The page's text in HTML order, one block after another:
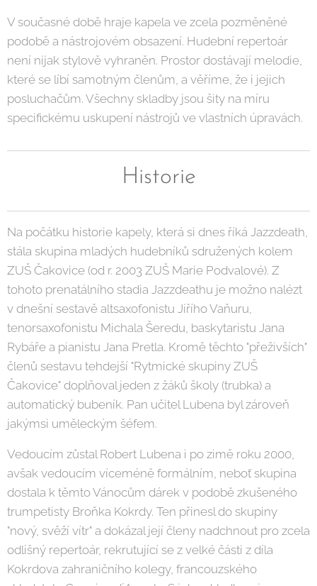
V současné době hraje kapela ve zcela pozměněné
podobě a nástrojovém obsazení. Hudební repertoár
není nijak stylově vyhraněn. Prostor dostávají melodie,
které se líbí samotným členům, a věříme, že i jejich
posluchačům. Všechny skladby jsou šity na míru
specifickému uskupení nástrojů ve vlastních úpravách.
Historie
Na počátku historie kapely, která si dnes říká Jazzdeath,
stála skupina mladých hudebníků sdružených kolem
ZUŠ Čakovice (od r. 2003 ZUŠ Marie Podvalové). Z
tohoto prenatálního stadia Jazzdeathu je možno nalézt
v dnešní sestavě altsaxofonistu Jiřího Vaňuru,
tenorsaxofonistu Michala Šeredu, baskytaristu Jana
Rybáře a pianistu Jana Pretla. Kromě těchto "přeživších"
členů sestavu tehdejší "Rytmické skupiny ZUŠ
Čakovice" doplňoval jeden z žáků školy (trubka) a
automatický bubeník. Pan učitel Lubena byl zároveň
jakýmsi uměleckým šéfem.
Vedoucím zůstal Robert Lubena i po zimě roku 2000,
avšak vedoucím víceméně formálním, neboť skupina
dostala k těmto Vánocům dárek v podobě zkušeného
trumpetisty Broňka Kokrdy. Ten přinesl do skupiny
"nový, svěží vítr" a dokázal její členy nadchnout pro zcela
odlišný repertoár, rekrutující se z velké části z díla
Kokrdova zahraničního kolegy, francouzského